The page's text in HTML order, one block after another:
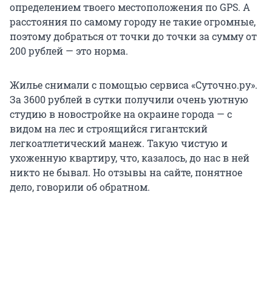
определением твоего местоположения по GPS. А
расстояния по самому городу не такие огромные,
поэтому добраться от точки до точки за сумму от
200 рублей — это норма.
Жилье снимали с помощью сервиса «Суточно.ру».
За 3600 рублей в сутки получили очень уютную
студию в новостройке на окраине города — с
видом на лес и строящийся гигантский
легкоатлетический манеж. Такую чистую и
ухоженную квартиру, что, казалось, до нас в ней
никто не бывал. Но отзывы на сайте, понятное
дело, говорили об обратном.